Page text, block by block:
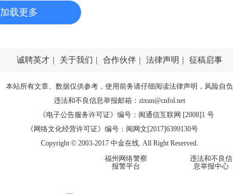
加载更多
诚聘英才 关于我们 合作伙伴 法律声明 征稿启事
本站所有文章、数据仅供参考，使用前务请仔细阅读法律声明 ，风险自负
违法和不良信息举报邮箱： zixun@cnfol.net
《电子公告服务许可证》编号：闽通信互联网 [2008]1 号
《网络文化经营许可证》编号：闽网文[2017]6399130号
Copyright © 2003-2017 中金在线. All Right Reserved.
福州网络警察
报警平台
违法和不良信
息举报中心